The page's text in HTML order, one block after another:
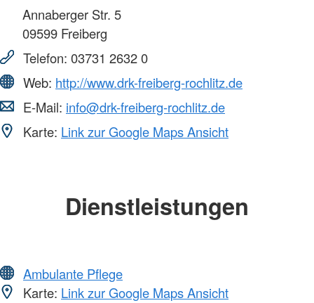
Annaberger Str. 5
09599 Freiberg
Telefon: 03731 2632 0
Web: http://www.drk-freiberg-rochlitz.de
E-Mail: info@drk-freiberg-rochlitz.de
Karte: Link zur Google Maps Ansicht
Dienstleistungen
Ambulante Pflege
Karte: Link zur Google Maps Ansicht